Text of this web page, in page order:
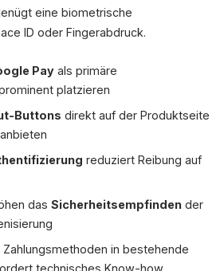
eine biometrische
ID oder Fingerabdruck.
Pay als primäre
platzieren
Buttons direkt auf der Produktseite
reduziert Reibung auf
das Sicherheitsempfinden der
in bestehende
technisches Know-how